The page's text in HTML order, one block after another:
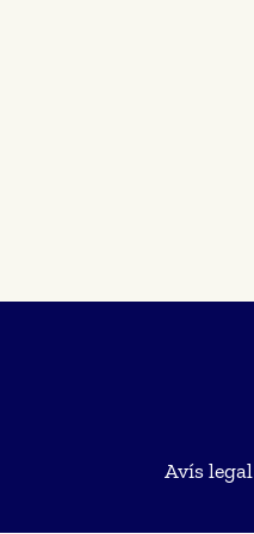
Avís legal